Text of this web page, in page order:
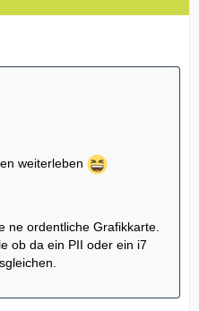
weiterleben
ne ordentliche Grafikkarte.
ob da ein PII oder ein i7